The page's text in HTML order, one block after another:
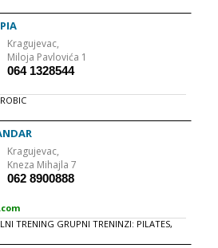
Kragujevac,
Miloja Pavlovića 1
064 1328544
Kragujevac,
Kneza Mihajla 7
062 8900888
TRENING GRUPNI TRENINZI: PILATES,